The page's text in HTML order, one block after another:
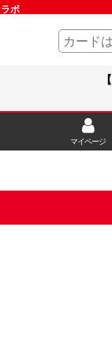
ボ
【
マイページ